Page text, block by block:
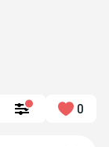
0